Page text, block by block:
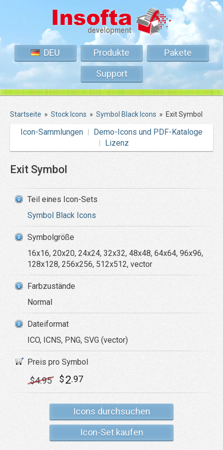
DEU Produkte
Pakete
Support
Startseite » Stock Icons » Symbol Black Icons » Exit Symbol
Icon-Sammlungen
Demo-Icons und PDF-Kataloge
Lizenz
Exit Symbol
Teil eines Icon-Sets
Symbol Black Icons
Symbolgröße
16x16, 20x20, 24x24, 32x32, 48x48, 64x64, 96x96,
128x128, 256x256, 512x512, vector
Farbzustände
Normal
Dateiformat
ICO, ICNS, PNG, SVG (vector)
Preis pro Symbol
$4.95 $2.97
Icons durchsuchen
Icon-Set kaufen